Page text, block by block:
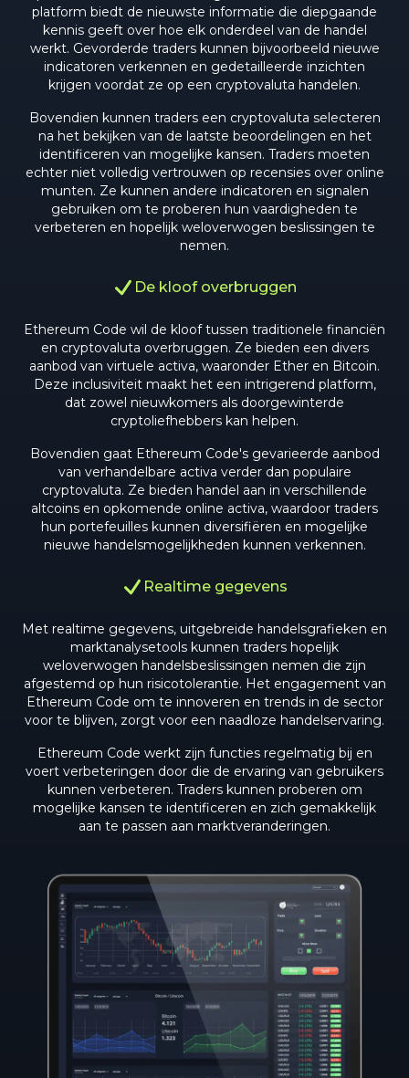
platform biedt de nieuwste informatie die diepgaande
kennis geeft over hoe elk onderdeel van de handel
werkt. Gevorderde traders kunnen bijvoorbeeld nieuwe
indicatoren verkennen en gedetailleerde inzichten
krijgen voordat ze op een cryptovaluta handelen.
Bovendien kunnen traders een cryptovaluta selecteren
na het bekijken van de laatste beoordelingen en het
identificeren van mogelijke kansen. Traders moeten
echter niet volledig vertrouwen op recensies over online
munten. Ze kunnen andere indicatoren en signalen
gebruiken om te proberen hun vaardigheden te
verbeteren en hopelijk weloverwogen beslissingen te
nemen.
De kloof overbruggen
Ethereum Code wil de kloof tussen traditionele financiën
en cryptovaluta overbruggen. Ze bieden een divers
aanbod van virtuele activa, waaronder Ether en Bitcoin.
Deze inclusiviteit maakt het een intrigerend platform,
dat zowel nieuwkomers als doorgewinterde
cryptoliefhebbers kan helpen.
Bovendien gaat Ethereum Code's gevarieerde aanbod
van verhandelbare activa verder dan populaire
cryptovaluta. Ze bieden handel aan in verschillende
altcoins en opkomende online activa, waardoor traders
hun portefeuilles kunnen diversifiëren en mogelijke
nieuwe handelsmogelijkheden kunnen verkennen.
Realtime gegevens
Met realtime gegevens, uitgebreide handelsgrafieken en
marktanalysetools kunnen traders hopelijk
weloverwogen handelsbeslissingen nemen die zijn
afgestemd op hun risicotolerantie. Het engagement van
Ethereum Code om te innoveren en trends in de sector
voor te blijven, zorgt voor een naadloze handelservaring.
Ethereum Code werkt zijn functies regelmatig bij en
voert verbeteringen door die de ervaring van gebruikers
kunnen verbeteren. Traders kunnen proberen om
mogelijke kansen te identificeren en zich gemakkelijk
aan te passen aan marktveranderingen.